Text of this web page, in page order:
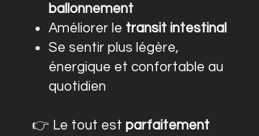
ballonnement
Améliorer le transit intestinal
Se sentir plus légère,
énergique et confortable au
quotidien
👉 Le tout est parfaitement